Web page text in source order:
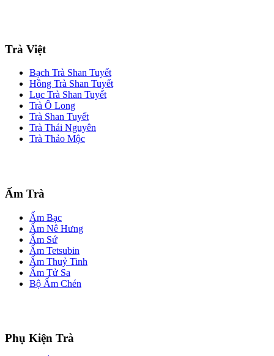
Trà Việt
Bạch Trà Shan Tuyết
Hồng Trà Shan Tuyết
Lục Trà Shan Tuyết
Trà Ô Long
Trà Shan Tuyết
Trà Thái Nguyên
Trà Thảo Mộc
Ấm Trà
Ấm Bạc
Ấm Nê Hưng
Ấm Sứ
Ấm Tetsubin
Ấm Thuỷ Tinh
Ấm Tử Sa
Bộ Ấm Chén
Phụ Kiện Trà